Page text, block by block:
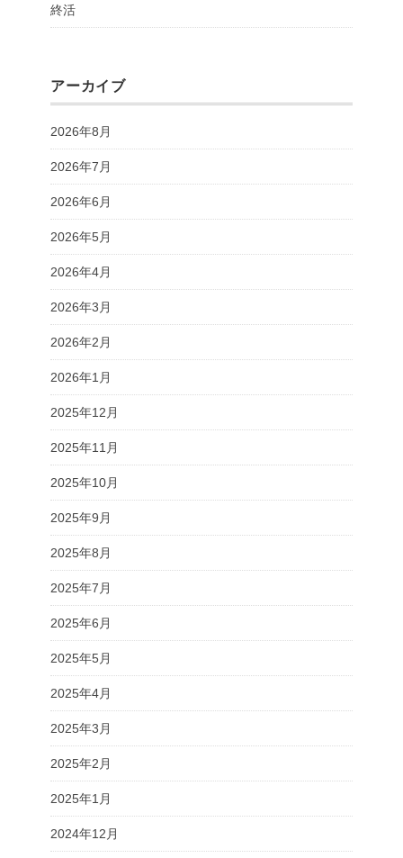
終活
アーカイブ
2026年8月
2026年7月
2026年6月
2026年5月
2026年4月
2026年3月
2026年2月
2026年1月
2025年12月
2025年11月
2025年10月
2025年9月
2025年8月
2025年7月
2025年6月
2025年5月
2025年4月
2025年3月
2025年2月
2025年1月
2024年12月